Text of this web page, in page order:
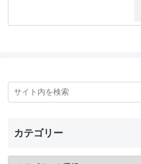
カテゴリー